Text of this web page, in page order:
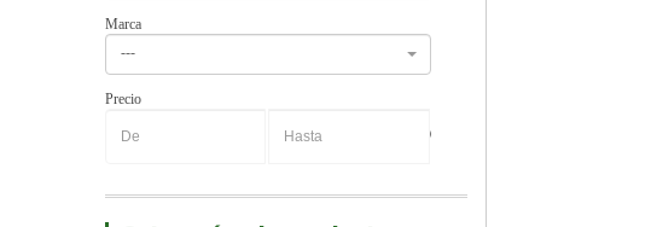
Marca
---
Precio